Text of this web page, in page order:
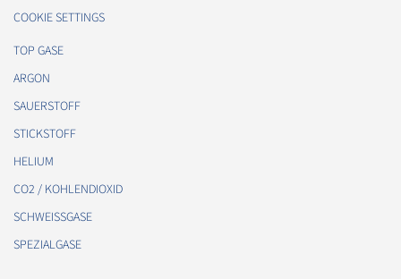
COOKIE SETTINGS
TOP GASE
ARGON
SAUERSTOFF
STICKSTOFF
HELIUM
CO2 / KOHLENDIOXID
SCHWEISSGASE
SPEZIALGASE